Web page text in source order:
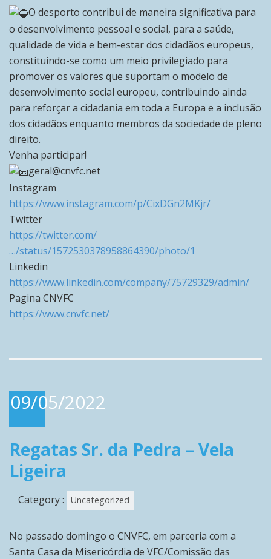
O desporto contribui de maneira significativa para
o desenvolvimento pessoal e social, para a saúde,
qualidade de vida e bem-estar dos cidadãos europeus,
constituindo-se como um meio privilegiado para
promover os valores que suportam o modelo de
desenvolvimento social europeu, contribuindo ainda
para reforçar a cidadania em toda a Europa e a inclusão
dos cidadãos enquanto membros da sociedade de pleno
direito.
Venha participar!
geral@cnvfc.net
Instagram
https://www.instagram.com/p/CixDGn2MKjr/
Twitter
https://twitter.com/
…/status/1572530378958864390/photo/1
Linkedin
https://www.linkedin.com/company/75729329/admin/
Pagina CNVFC
https://www.cnvfc.net/
09/05/2022
Regatas Sr. da Pedra – Vela
Ligeira
Category : Uncategorized
No passado domingo o CNVFC, em parceria com a
Santa Casa da Misericórdia de VFC/Comissão das